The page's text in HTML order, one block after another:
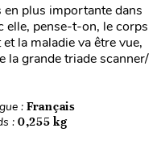
plus importante dans
elle, pense-t-on, le corps
la maladie va être vue,
la grande triade scanner/
: Français
: 0,255 kg